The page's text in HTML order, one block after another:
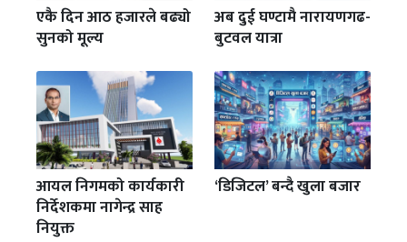
एकै दिन आठ हजारले बढ्यो
सुनको मूल्य
अब दुई घण्टामै नारायणगढ-
बुटवल यात्रा
आयल निगमको कार्यकारी
निर्देशकमा नागेन्द्र साह
नियुक्त
‘डिजिटल’ बन्दै खुला बजार